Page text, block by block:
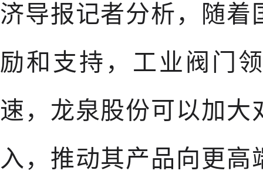
济导报记者分析，随着
励和支持，工业阀门
速，龙泉股份可以加大
入，推动其产品向更